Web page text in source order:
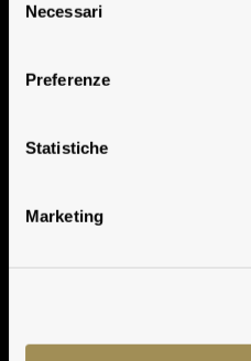
delNecessari
Preferenze
Statistiche
Marketing
Premi